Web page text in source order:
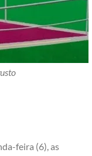
feira (6), as